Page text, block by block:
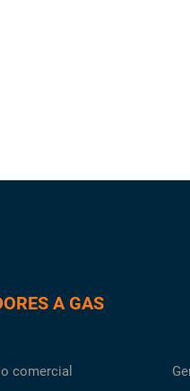
A GAS
comercial